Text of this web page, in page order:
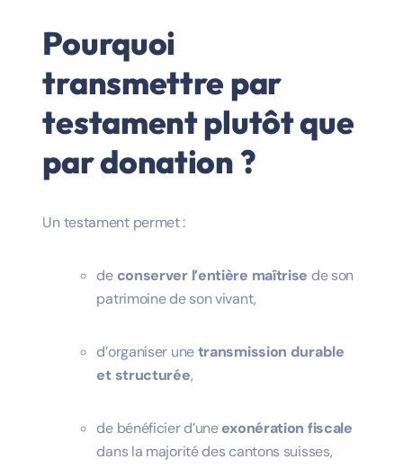
Pourquoi
transmettre par
testament plutôt que
par donation ?
Un testament permet :
de conserver l’entière maîtrise de son
patrimoine de son vivant,
d’organiser unetransmission durable
et structurée,
de bénéficier d’uneexonération fiscale
dans la majorité des cantons suisses,